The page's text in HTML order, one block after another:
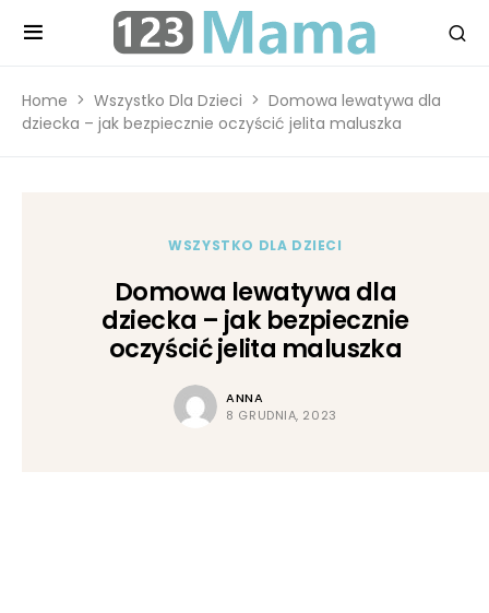
Home Wszystko Dla Dzieci
Domowa lewatywa dla
dziecka – jak bezpiecznie oczyścić jelita maluszka
WSZYSTKO DLA DZIECI
Domowa lewatywa dla
dziecka – jak bezpiecznie
oczyścić jelita maluszka
ANNA
8 GRUDNIA, 2023